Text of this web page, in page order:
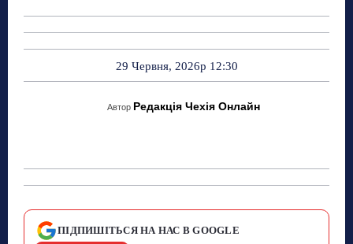
29 Червня, 2026р 12:30
Автор Редакція Чехія Онлайн
ПІДПИШІТЬСЯ НА НАС В GOOGLE